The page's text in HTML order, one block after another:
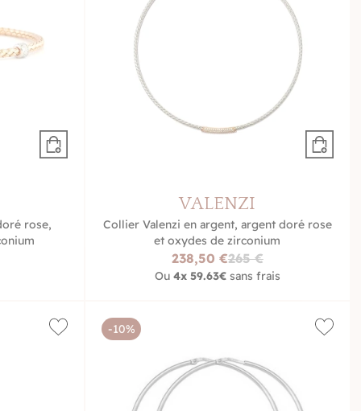
rose,
VALENZI
Collier Valenzi en argent, argent doré rose
et oxydes de zirconium
238,50 €265 €
Ou 4x 59.63€sans frais
-10%